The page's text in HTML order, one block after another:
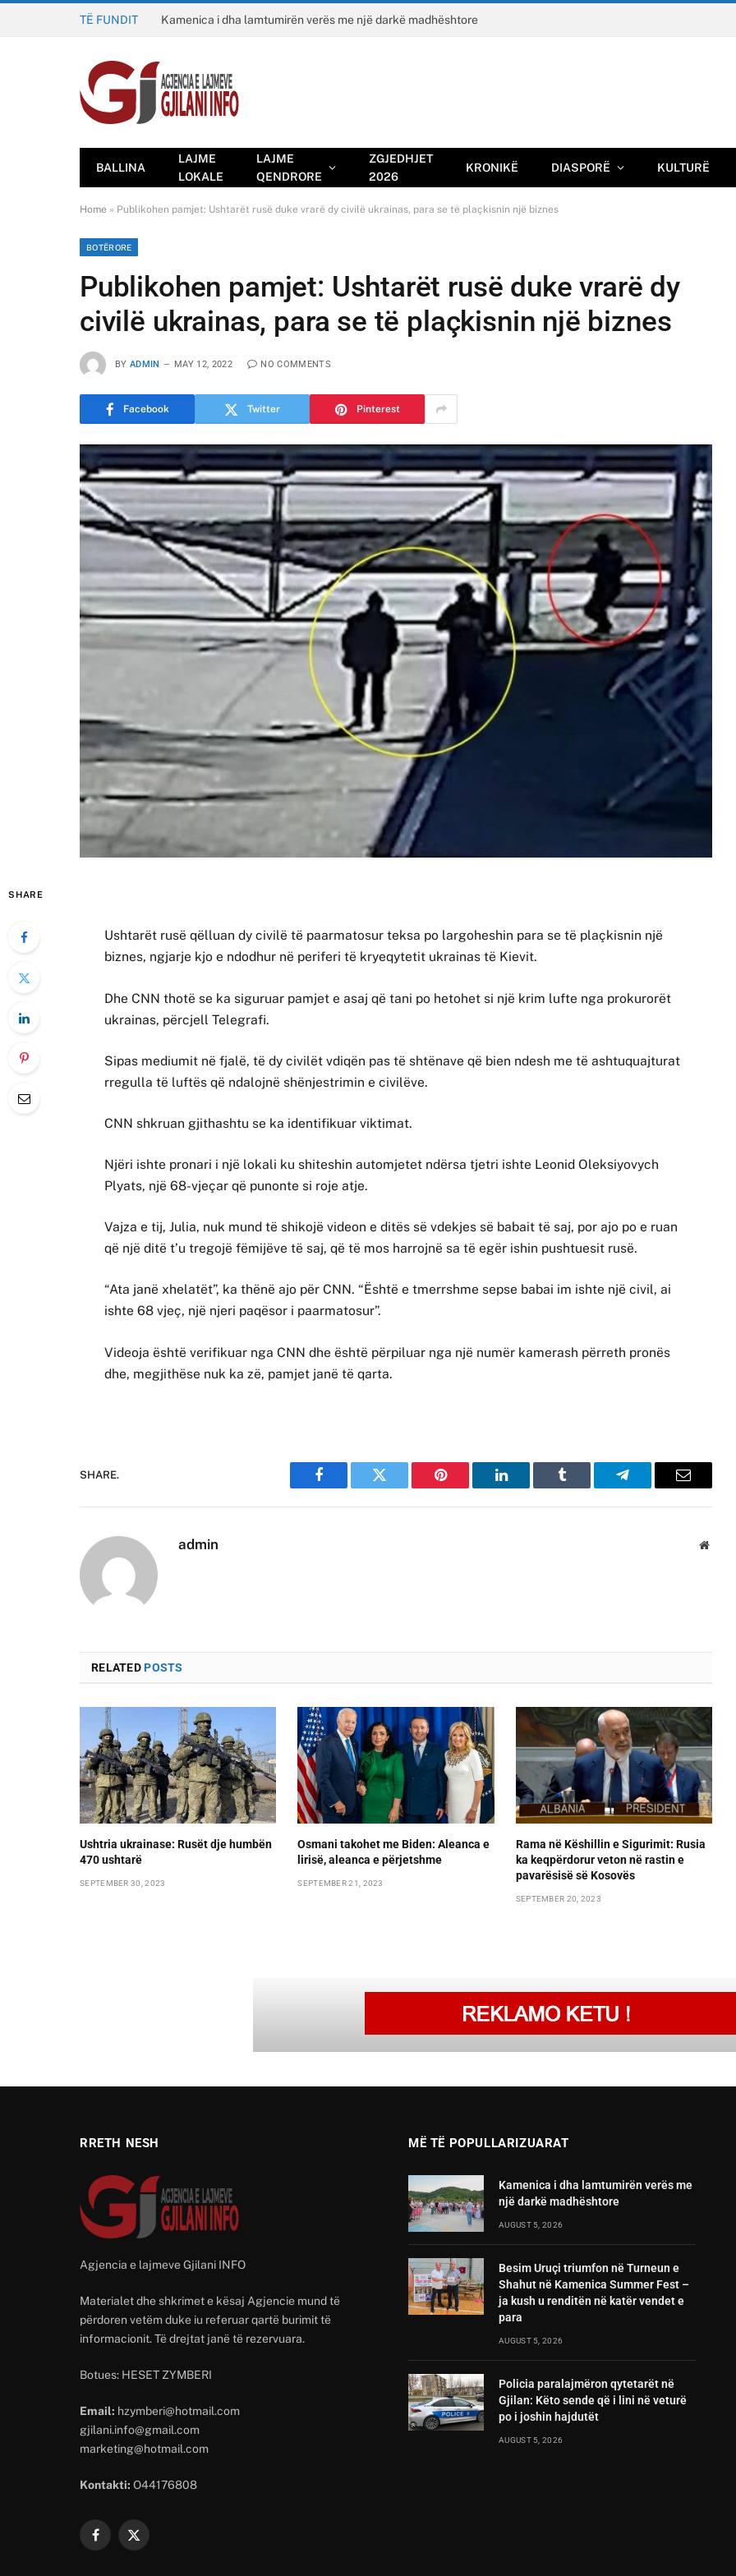
TË FUNDIT Kamenica i dha lamtumirën verës me një darkë madhështore
BALLINA
LAJME
LOKALE
LAJME
QENDRORE
ZGJEDHJET
2026
KRONIKË DIASPORË KULTURË
Home » Publikohen pamjet: Ushtarët rusë duke vrarë dy civilë ukrainas, para se të plaçkisnin një biznes
BOTËRORE
Publikohen pamjet: Ushtarët rusë duke vrarë dy
civilë ukrainas, para se të plaçkisnin një biznes
BY ADMIN MAY 12, 2022 NO COMMENTS
Facebook Twitter Pinterest
SHARE
Ushtarët rusë qëlluan dy civilë të paarmatosur teksa po largoheshin para se të plaçkisnin një
biznes, ngjarje kjo e ndodhur në periferi të kryeqytetit ukrainas të Kievit.
Dhe CNN thotë se ka siguruar pamjet e asaj që tani po hetohet si një krim lufte nga prokurorët
ukrainas, përcjell Telegrafi.
Sipas mediumit në fjalë, të dy civilët vdiqën pas të shtënave që bien ndesh me të ashtuquajturat
rregulla të luftës që ndalojnë shënjestrimin e civilëve.
CNN shkruan gjithashtu se ka identifikuar viktimat.
Njëri ishte pronari i një lokali ku shiteshin automjetet ndërsa tjetri ishte Leonid Oleksiyovych
Plyats, një 68-vjeçar që punonte si roje atje.
Vajza e tij, Julia, nuk mund të shikojë videon e ditës së vdekjes së babait të saj, por ajo po e ruan
që një ditë t’u tregojë fëmijëve të saj, që të mos harrojnë sa të egër ishin pushtuesit rusë.
“Ata janë xhelatët”, ka thënë ajo për CNN. “Është e tmerrshme sepse babai im ishte një civil, ai
ishte 68 vjeç, një njeri paqësor i paarmatosur”.
Videoja është verifikuar nga CNN dhe është përpiluar nga një numër kamerash përreth pronës
dhe, megjithëse nuk ka zë, pamjet janë të qarta.
SHARE.
Facebook Twitter Pinterest LinkedIn Tumblr Telegram Email
admin
RELATEDPOSTS
Ushtria ukrainase: Rusët dje humbën
470 ushtarë
SEPTEMBER 30, 2023
Osmani takohet me Biden: Aleanca e
lirisë, aleanca e përjetshme
SEPTEMBER 21, 2023
Rama në Këshillin e Sigurimit: Rusia
ka keqpërdorur veton në rastin e
pavarësisë së Kosovës
SEPTEMBER 20, 2023
RRETH NESH
Agjencia e lajmeve Gjilani INFO
Materialet dhe shkrimet e kësaj Agjencie mund të
përdoren vetëm duke iu referuar qartë burimit të
informacionit. Të drejtat janë të rezervuara.
Botues: HESET ZYMBERI
Email: hzymberi@hotmail.com
gjilani.info@gmail.com
marketing@hotmail.com
Kontakti: O44176808
Facebook
X
MË TË POPULLARIZUARAT
Kamenica i dha lamtumirën verës me
një darkë madhështore
AUGUST 5, 2026
Besim Uruçi triumfon në Turneun e
Shahut në Kamenica Summer Fest –
ja kush u renditën në katër vendet e
para
AUGUST 5, 2026
Policia paralajmëron qytetarët në
Gjilan: Këto sende që i lini në veturë
po i joshin hajdutët
AUGUST 5, 2026